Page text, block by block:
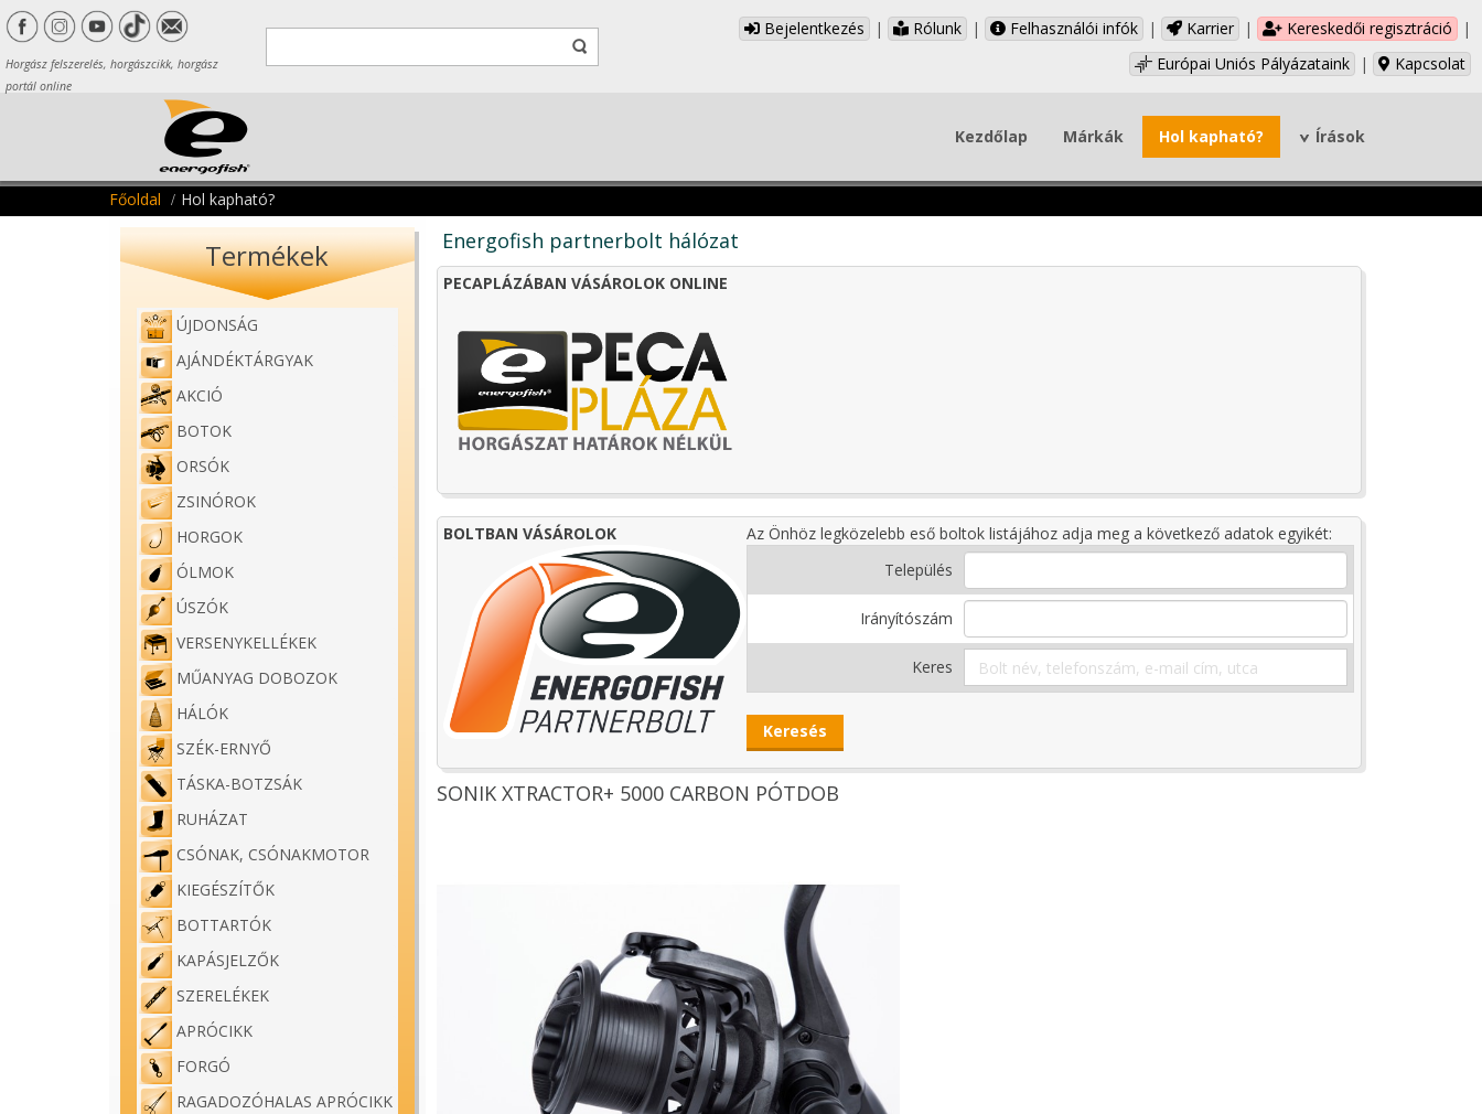
Horgász felszerelés, horgászcikk, horgász
portál online
Bejelentkezés | Rólunk | Felhasználói infók | Karrier | Kereskedői regisztráció
|
Európai Uniós Pályázataink
| Kapcsolat
Kezdőlap Márkák Hol kapható? Írások
Főoldal Hol kapható?
Termékek
ÚJDONSÁG
AJÁNDÉKTÁRGYAK
AKCIÓ
BOTOK
ORSÓK
ZSINÓROK
HORGOK
ÓLMOK
ÚSZÓK
VERSENYKELLÉKEK
MŰANYAG DOBOZOK
HÁLÓK
SZÉK-ERNYŐ
TÁSKA-BOTZSÁK
RUHÁZAT
CSÓNAK, CSÓNAKMOTOR
KIEGÉSZÍTŐK
BOTTARTÓK
KAPÁSJELZŐK
SZERELÉKEK
APRÓCIKK
FORGÓ
RAGADOZÓHALAS APRÓCIKK
Energofish partnerbolt hálózat
PECAPLÁZÁBAN VÁSÁROLOK ONLINE
BOLTBAN VÁSÁROLOK
Az Önhöz legközelebb eső boltok listájához adja meg a következő adatok egyikét:
Település
Irányítószám
Keres
SONIK XTRACTOR+ 5000 CARBON PÓTDOB